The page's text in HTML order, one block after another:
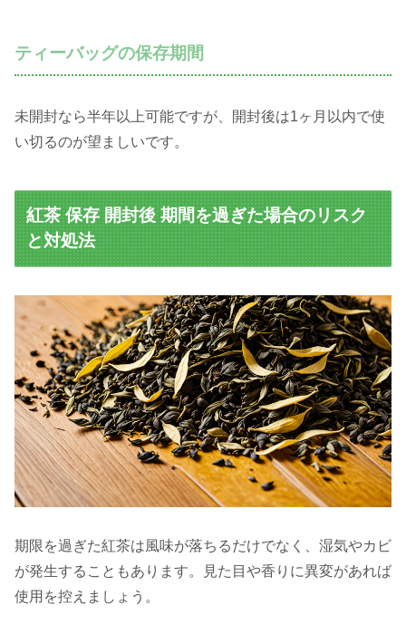
ティーバッグの保存期間
未開封なら半年以上可能ですが、開封後は1ヶ月以内で使
い切るのが望ましいです。
紅茶 保存 開封後 期間を過ぎた場合のリスク
と対処法
期限を過ぎた紅茶は風味が落ちるだけでなく、湿気やカビ
が発生することもあります。見た目や香りに異変があれば
使用を控えましょう。